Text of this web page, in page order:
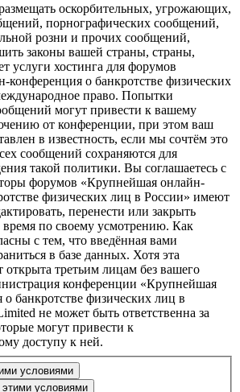
оскорбительных, угрожающих,
порнографических сообщений,
розни и прочих сообщений,
законы вашей страны, страны,
услуги хостинга для форумов
конференция о банкротстве физических
право. Попытки
могут привести к вашему
от конференции, при этом ваш
в известность, если мы сочтём это
сообщений сохраняются для
такой политики. Вы соглашаетесь с
форумов «Крупнейшая онлайн-
физических лиц в России» имеют
перенести или закрыть
по своему усмотрению. Как
с тем, что введённая вами
в базе данных. Хотя эта
открыта третьим лицам без вашего
конференции «Крупнейшая
банкротстве физических лиц в
не может быть ответственна за
могут привести к
доступу к ней.